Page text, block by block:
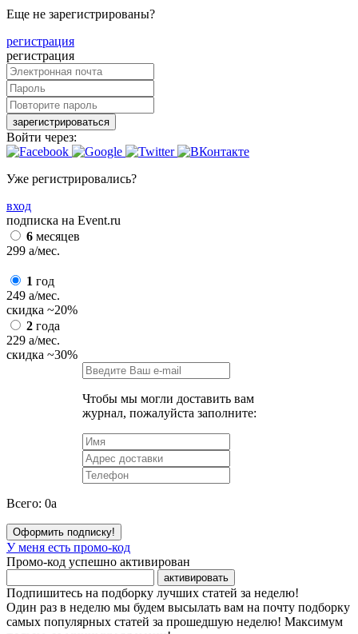
Еще не зарегистрированы?
регистрация
регистрация
зарегистрироваться
Войти через:
Уже регистрировались?
вход
подписка на Event.ru
6 месяцев
299 a/мес.
1 год
249 a/мес.
скидка ~20%
2 года
229 a/мес.
скидка ~30%
Чтобы мы могли доставить вам
журнал, пожалуйста заполните:
Всего: 0a
Оформить подписку!
У меня есть промо-код
Промо-код успешно активирован
активировать
Подпишитесь на подборку лучших статей за неделю!
Один раз в неделю мы будем высылать вам на почту подборку
самых популярных статей за прошедшую неделю! Максимум